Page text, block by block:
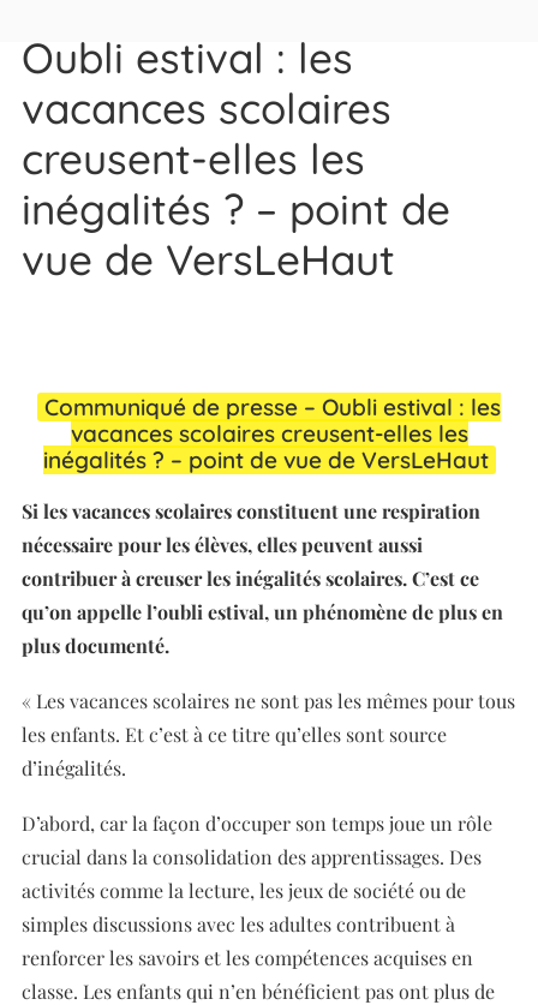
Oubli estival : les
vacances scolaires
creusent-elles les
inégalités ? – point de
vue de VersLeHaut
Communiqué de presse – Oubli estival : les
vacances scolaires creusent-elles les
inégalités ? – point de vue de VersLeHaut
Si les vacances scolaires constituent une respiration
nécessaire pour les élèves, elles peuvent aussi
contribuer à creuser les inégalités scolaires. C’est ce
qu’on appelle l’oubli estival, un phénomène de plus en
plus documenté.
« Les vacances scolaires ne sont pas les mêmes pour tous
les enfants. Et c’est à ce titre qu’elles sont source
d’inégalités.
D’abord, car la façon d’occuper son temps joue un rôle
crucial dans la consolidation des apprentissages. Des
activités comme la lecture, les jeux de société ou de
simples discussions avec les adultes contribuent à
renforcer les savoirs et les compétences acquises en
classe. Les enfants qui n’en bénéficient pas ont plus de